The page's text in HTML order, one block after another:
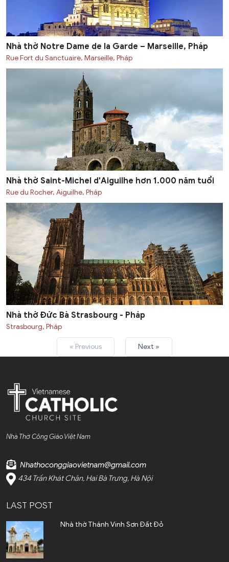
Nhà thờ Notre Dame de la Garde – Marseille, Pháp
Rue Fort du Sanctuaire, Marseille, Pháp
Nhà thờ Saint-Michel d'Aiguilhe hơn 1.000 năm tuổi
Rue du Rocher, Aiguilhe, Pháp
Nhà thờ Đức Bà Strasbourg - Pháp
Strasbourg, Pháp
« Previous Next »
Nhà Thờ Công Giáo Việt Nam
Nhathoconggiaovietnam@gmail.com
434 Trần Khát Chân, Hai Bà Trưng, Hà Nội
LAST POST
Nhà thờ Thánh Vinh Sơn Đất Đỏ